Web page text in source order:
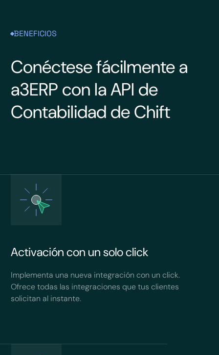
BENEFICIOS
Conéctese fácilmente a
a3ERP con la API de
Contabilidad de Chift
Activación con un solo click
Implementa una nueva integración con un click.
Ofrece todas las integraciones que tus clientes
solicitan al instante.